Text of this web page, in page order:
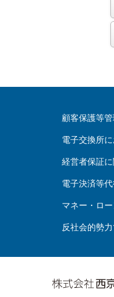
顧客保護等
電子交換所
経営者保証
電子決済等
マネー・ロ
反社会的勢